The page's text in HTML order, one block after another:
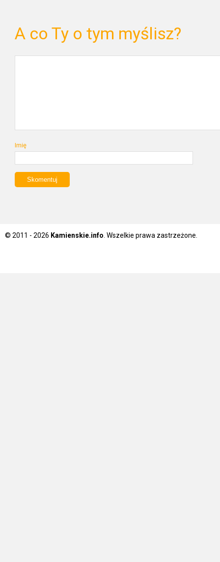
A co Ty o tym myślisz?
Imię
© 2011 - 2026 Kamienskie.info. Wszelkie prawa zastrzeżone.